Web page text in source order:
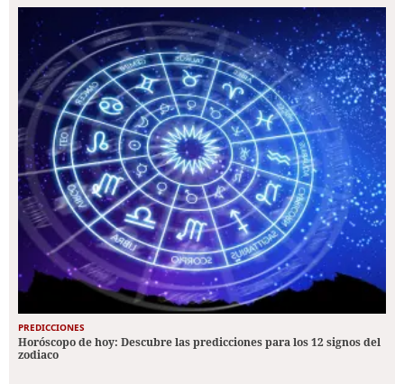
PREDICCIONES
Horóscopo de hoy: Descubre las predicciones para los 12 signos del
zodiaco